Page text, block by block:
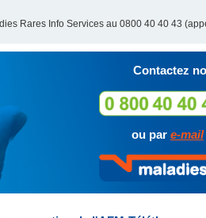
Rares Info Services au 0800 40 40 43
Contactez
ou par e-mail